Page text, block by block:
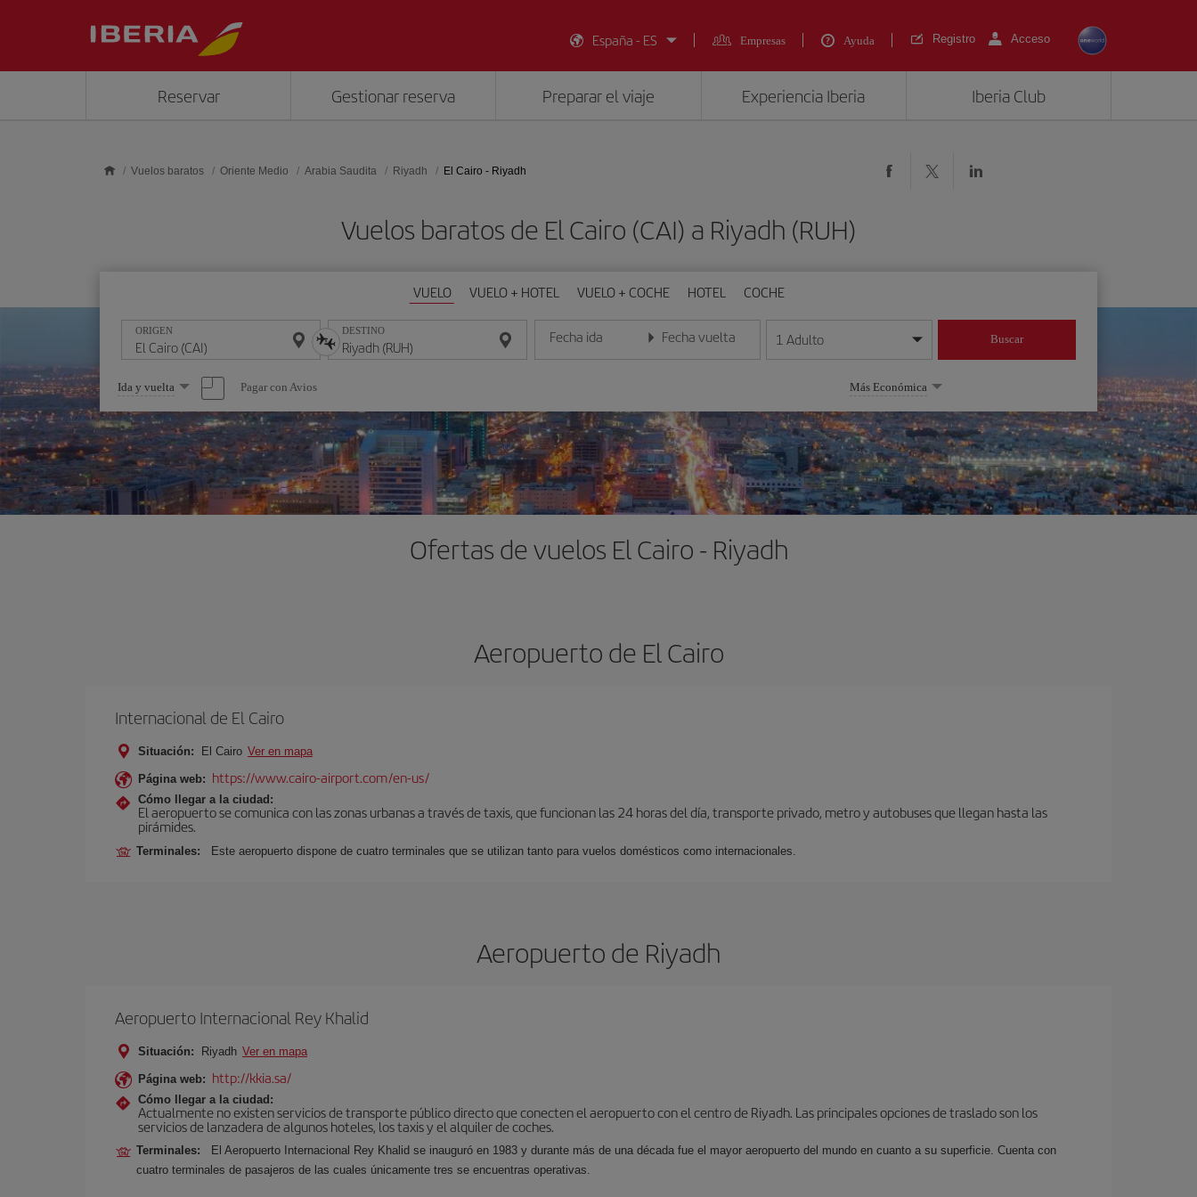
España - ES
Empresas Ayuda Registro Acceso
Reservar Gestionar reserva Preparar el viaje Experiencia Iberia Iberia Club
Vuelos baratos Oriente Medio Arabia Saudita Riyadh El Cairo - Riyadh
Vuelos baratos de El Cairo (CAI) a Riyadh (RUH)
VUELO VUELO + HOTEL VUELO + COCHE HOTEL COCHE
ORIGEN DESTINO Fecha ida
Introduce la fecha en formato día/mes/año
Fecha vuelta
Introduce la fecha en formato día/mes/año
1 Adulto Buscar
Seleccione
una
opción
Ida y vuelta Pagar con Avios Más Económica
Ofertas de vuelos El Cairo - Riyadh
Aeropuerto de El Cairo
Internacional de El Cairo
Situación: El Cairo Ver en mapa
Página web: https://www.cairo-airport.com/en-us/
Cómo llegar a la ciudad:
El aeropuerto se comunica con las zonas urbanas a través de taxis, que funcionan las 24 horas del día, transporte privado, metro y autobuses que llegan hasta las
pirámides.
Terminales: Este aeropuerto dispone de cuatro terminales que se utilizan tanto para vuelos domésticos como internacionales.
Aeropuerto de Riyadh
Aeropuerto Internacional Rey Khalid
Situación: Riyadh Ver en mapa
Página web: http://kkia.sa/
Cómo llegar a la ciudad:
Actualmente no existen servicios de transporte público directo que conecten el aeropuerto con el centro de Riyadh. Las principales opciones de traslado son los
servicios de lanzadera de algunos hoteles, los taxis y el alquiler de coches.
Terminales:
El Aeropuerto Internacional Rey Khalid se inauguró en 1983 y durante más de una década fue el mayor aeropuerto del mundo en cuanto a su superficie. Cuenta con
cuatro terminales de pasajeros de las cuales únicamente tres se encuentras operativas.